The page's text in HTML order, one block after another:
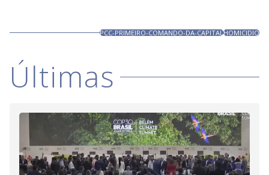
PCC-PRIMEIRO-COMANDO-DA-CAPITALHOMICIDIO
Últimas